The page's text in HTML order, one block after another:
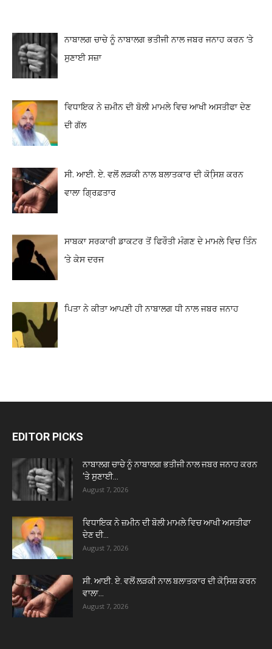
ਨਾਬਾਲਗ ਚਾਚੇ ਨੂੰ ਨਾਬਾਲਗ ਭਤੀਜੀ ਨਾਲ ਜਬਰ ਜਨਾਹ ਕਰਨ ‘ਤੇ
ਸੁਣਾਈ ਸਜ਼ਾ
ਵਿਧਾਇਕ ਨੇ ਜ਼ਮੀਨ ਦੀ ਬੋਲੀ ਮਾਮਲੇ ਵਿਚ ਆਖੀ ਅਸਤੀਫਾ ਦੇਣ
ਦੀ ਗੱਲ
ਸੀ. ਆਈ. ਏ. ਵਲੋਂ ਲੜਕੀ ਨਾਲ ਬਲਾਤਕਾਰ ਦੀ ਕੋਸਿ਼ਸ਼ ਕਰਨ
ਵਾਲਾ ਗ੍ਰਿਫ਼ਤਾਰ
ਸਾਬਕਾ ਸਰਕਾਰੀ ਡਾਕਟਰ ਤੋਂ ਫਿਰੌਤੀ ਮੰਗਣ ਦੇ ਮਾਮਲੇ ਵਿਚ ਤਿੰਨ
‘ਤੇ ਕੇਸ ਦਰਜ
ਪਿਤਾ ਨੇ ਕੀਤਾ ਆਪਣੀ ਹੀ ਨਾਬਾਲਗ ਧੀ ਨਾਲ ਜਬਰ ਜਨਾਹ
EDITOR PICKS
ਨਾਬਾਲਗ ਚਾਚੇ ਨੂੰ ਨਾਬਾਲਗ ਭਤੀਜੀ ਨਾਲ ਜਬਰ ਜਨਾਹ ਕਰਨ
‘ਤੇ ਸੁਣਾਈ...
August 7, 2026
ਵਿਧਾਇਕ ਨੇ ਜ਼ਮੀਨ ਦੀ ਬੋਲੀ ਮਾਮਲੇ ਵਿਚ ਆਖੀ ਅਸਤੀਫਾ
ਦੇਣ ਦੀ...
August 7, 2026
ਸੀ. ਆਈ. ਏ. ਵਲੋਂ ਲੜਕੀ ਨਾਲ ਬਲਾਤਕਾਰ ਦੀ ਕੋਸਿ਼ਸ਼ ਕਰਨ
ਵਾਲਾ...
August 7, 2026